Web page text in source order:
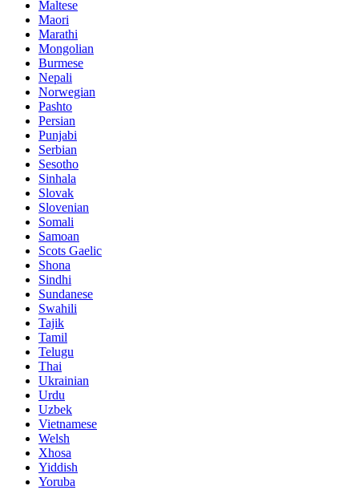
Maltese
Maori
Marathi
Mongolian
Burmese
Nepali
Norwegian
Pashto
Persian
Punjabi
Serbian
Sesotho
Sinhala
Slovak
Slovenian
Somali
Samoan
Scots Gaelic
Shona
Sindhi
Sundanese
Swahili
Tajik
Tamil
Telugu
Thai
Ukrainian
Urdu
Uzbek
Vietnamese
Welsh
Xhosa
Yiddish
Yoruba